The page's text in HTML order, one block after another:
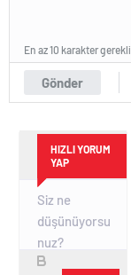
Gönder
En az 10 karakter gerekli
HIZLI YORUM
YAP